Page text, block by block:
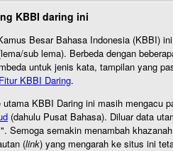
KBBI daring ini
Besar Bahasa Indonesia (KBBI)
sub lema). Berbeda dengan
untuk jenis kata, tampilan yang
Fitur KBBI Daring.
utama KBBI Daring ini masih mengacu
(dahulu Pusat Bahasa). Diluar data
Semoga semakin menambah
(link) yang mengarah ke situs ini